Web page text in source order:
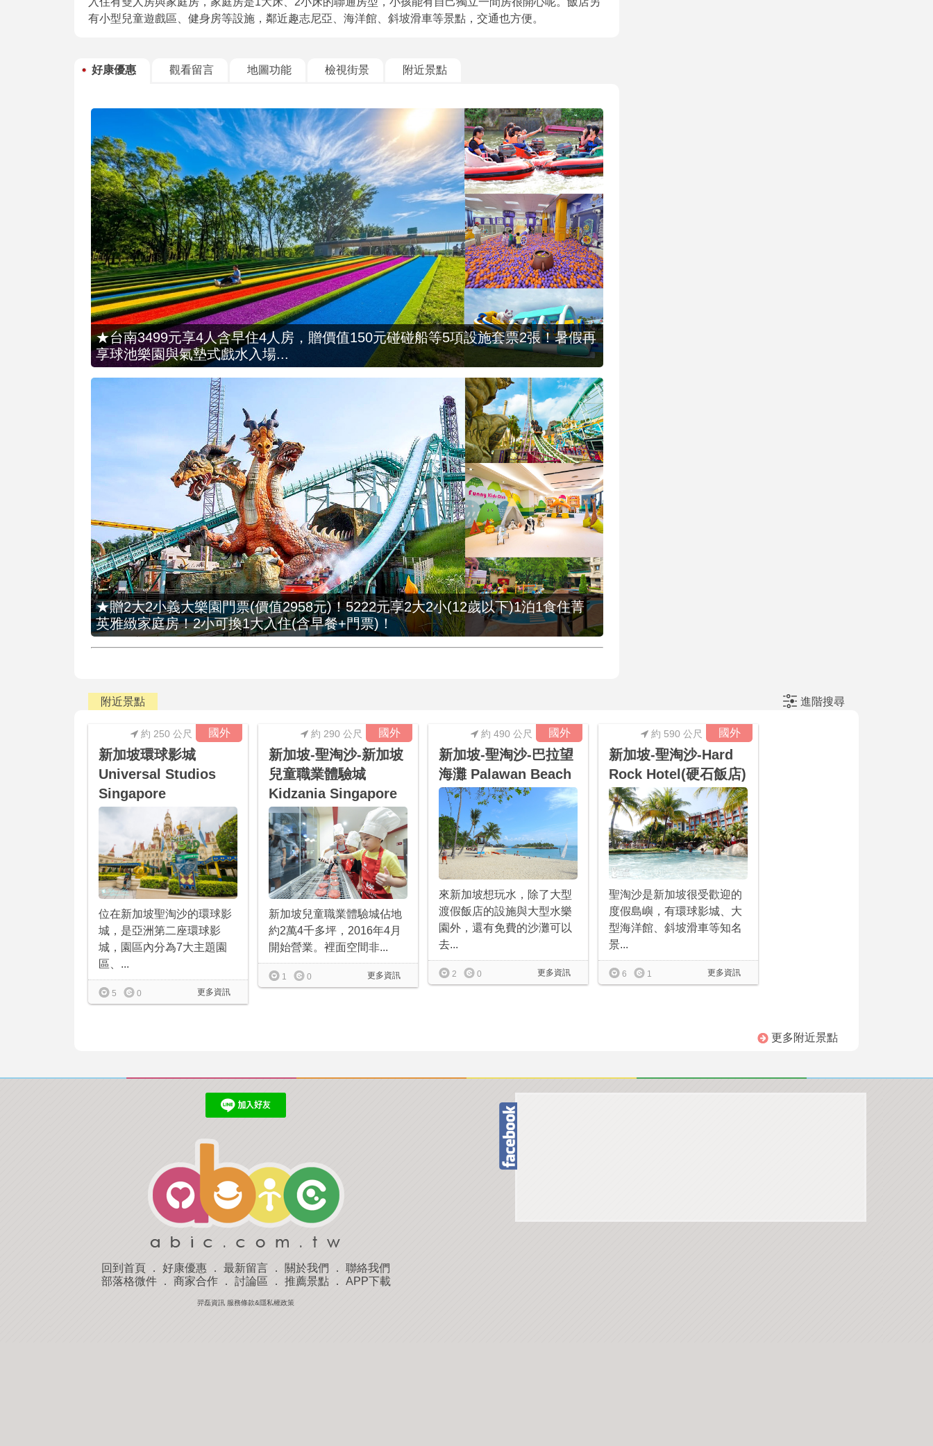
有小型兒童遊戲區、健身房等設施，鄰近趣志尼亞、海洋館、斜坡滑車等景點，交通也方便。
好康優惠 觀看留言 地圖功能 檢視街景 附近景點
★台南3499元享4人含早住4人房，贈價值150元碰碰船等5項設施套票2張！暑假再
享球池樂園與氣墊式戲水入場...
★贈2大2小義大樂園門票(價值2958元)！5222元享2大2小(12歲以下)1泊1食住菁
英雅緻家庭房！2小可換1大入住(含早餐+門票)！
附近景點 進階搜尋
國外
約 250 公尺
新加坡環球影城
Universal Studios
Singapore
位在新加坡聖淘沙的環球影
城，是亞洲第二座環球影
城，園區內分為7大主題園
區、...
更多資訊
5 0
國外
約 290 公尺
新加坡-聖淘沙-新加坡
兒童職業體驗城
Kidzania Singapore
新加坡兒童職業體驗城佔地
約2萬4千多坪，2016年4月
開始營業。裡面空間非...
更多資訊
1 0
國外
約 490 公尺
新加坡-聖淘沙-巴拉望
海灘 Palawan Beach
來新加坡想玩水，除了大型
渡假飯店的設施與大型水樂
園外，還有免費的沙灘可以
去...
更多資訊
2 0
國外
約 590 公尺
新加坡-聖淘沙-Hard
Rock Hotel(硬石飯店)
聖淘沙是新加坡很受歡迎的
度假島嶼，有環球影城、大
型海洋館、斜坡滑車等知名
景...
更多資訊
6 1
更多附近景點
回到首頁 ． 好康優惠 ． 最新留言 ． 關於我們 ． 聯絡我們
部落格微件． 商家合作． 討論區 ． 推薦景點． APP下載
羿磊資訊 服務條款&隱私權政策